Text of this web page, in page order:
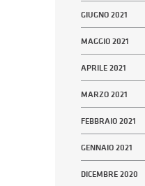
GIUGNO 2021
MAGGIO 2021
APRILE 2021
MARZO 2021
FEBBRAIO 2021
GENNAIO 2021
DICEMBRE 2020